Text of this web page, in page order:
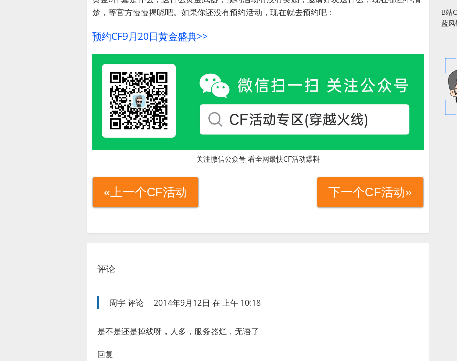
楚，等官方慢慢揭晓吧。如果你还没有预约活动，现在就去预约吧：
预约CF9月20日黄金盛典>>
关注微信公众号 看全网最快CF活动爆料
«上一个CF活动 下一个CF活动»
评论
周宇评论 2014年9月12日 在 上午 10:18
是不是还是掉线呀，人多，服务器烂，无语了
回复
B站
蓝